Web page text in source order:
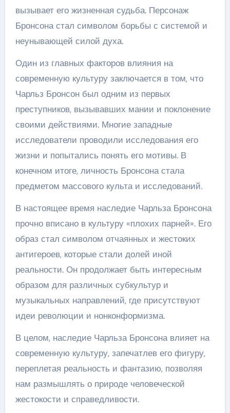
вызывает его жизненная судьба. Персонаж
Бронсона стал символом борьбы с системой и
неунывающей силой духа.
Один из главных факторов влияния на
современную культуру заключается в том, что
Чарльз Бронсон был одним из первых
преступников, вызывавших мании и поклонение
своими действиями. Многие западные
исследователи проводили исследования его
жизни и попытались понять его мотивы. В
конечном итоге, личность Бронсона стала
предметом массового культа и исследований.
В настоящее время наследие Чарльза Бронсона
прочно вписано в культуру «плохих парней». Его
образ стал символом отчаянных и жестоких
антигероев, которые стали долей иной
реальности. Он продолжает быть интересным
образом для различных субкультур и
музыкальных направлений, где присутствуют
идеи революции и нонконформизма.
В целом, наследие Чарльза Бронсона влияет на
современную культуру, запечатлев его фигуру,
переплетая реальность и фантазию, позволяя
нам размышлять о природе человеческой
жестокости и справедливости.